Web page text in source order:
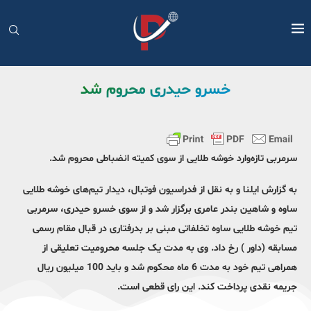
خسرو حیدری محروم شد
سرمربی تازه‌وارد خوشه طلایی از سوی کمیته انضباطی محروم شد.
به گزارش ایلنا و به نقل از فدراسیون فوتبال، دیدار تیم‌های خوشه طلایی
ساوه و شاهین بندر عامری برگزار شد و از سوی خسرو حیدری، سرمربی
تیم خوشه طلایی ساوه تخلفاتی مبنی بر بدرفتاری در قبال مقام رسمی
مسابقه (داور ) رخ داد. وی به مدت یک جلسه محرومیت تعلیقی از
همراهی تیم خود به مدت 6 ماه محکوم شد و باید 100 میلیون ریال
جریمه نقدی پرداخت کند. این رای قطعی است.